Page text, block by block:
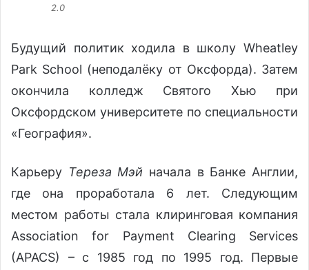
2.0
Будущий политик ходила в школу Wheatley
Park School (неподалёку от Оксфорда). Затем
окончила колледж Святого Хью при
Оксфордском университете по специальности
«География».
Карьеру Тереза Мэй начала в Банке Англии,
где она проработала 6 лет. Следующим
местом работы стала клиринговая компания
Association for Payment Clearing Services
(APACS) – с 1985 год по 1995 год. Первые